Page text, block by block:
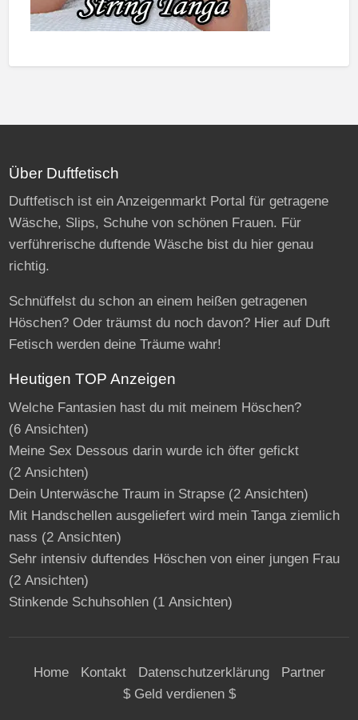
Über Duftfetisch
Duftfetisch ist ein Anzeigenmarkt Portal für getragene
Wäsche, Slips, Schuhe von schönen Frauen. Für
verführerische duftende Wäsche bist du hier genau
richtig.
Schnüffelst du schon an einem heißen getragenen
Höschen? Oder träumst du noch davon? Hier auf Duft
Fetisch werden deine Träume wahr!
Heutigen TOP Anzeigen
Welche Fantasien hast du mit meinem Höschen?
(6 Ansichten)
Meine Sex Dessous darin wurde ich öfter gefickt
(2 Ansichten)
Dein Unterwäsche Traum in Strapse(2 Ansichten)
Mit Handschellen ausgeliefert wird mein Tanga ziemlich
nass (2 Ansichten)
Sehr intensiv duftendes Höschen von einer jungen Frau
(2 Ansichten)
Stinkende Schuhsohlen(1 Ansichten)
Home Kontakt Datenschutzerklärung
Partner
$ Geld verdienen $